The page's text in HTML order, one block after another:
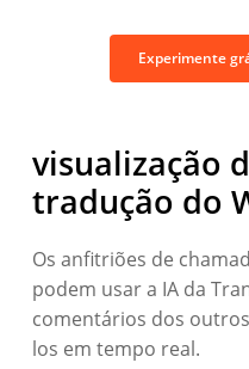
Experimente
visualização
tradução do
Os anfitriões de
podem usar a IA da
comentários dos
los em tempo real.